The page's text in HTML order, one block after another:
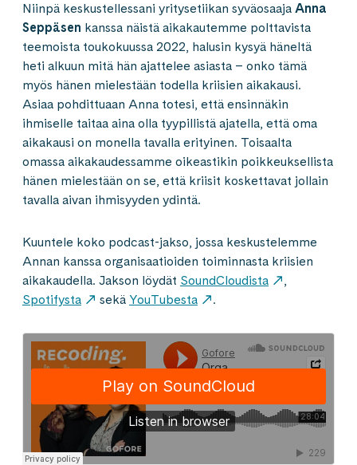
Niinpä keskustellessani yritysetiikan syväosaaja Anna
Seppäsen kanssa näistä aikakautemme polttavista
teemoista toukokuussa 2022, halusin kysyä häneltä
heti alkuun mitä hän ajattelee asiasta – onko tämä
myös hänen mielestään todella kriisien aikakausi.
Asiaa pohdittuaan Anna totesi, että ensinnäkin
ihmiselle taitaa aina olla tyypillistä ajatella, että oma
aikakausi on monella tavalla erityinen. Toisaalta
omassa aikakaudessamme oikeastikin poikkeuksellista
hänen mielestään on se, että kriisit koskettavat jollain
tavalla aivan ihmisyyden ydintä.
Kuuntele koko podcast-jakso, jossa keskustelemme
Annan kanssa organisaatioiden toiminnasta kriisien
aikakaudella. Jakson löydät SoundCloudista
,
Spotifysta
sekä YouTubesta .